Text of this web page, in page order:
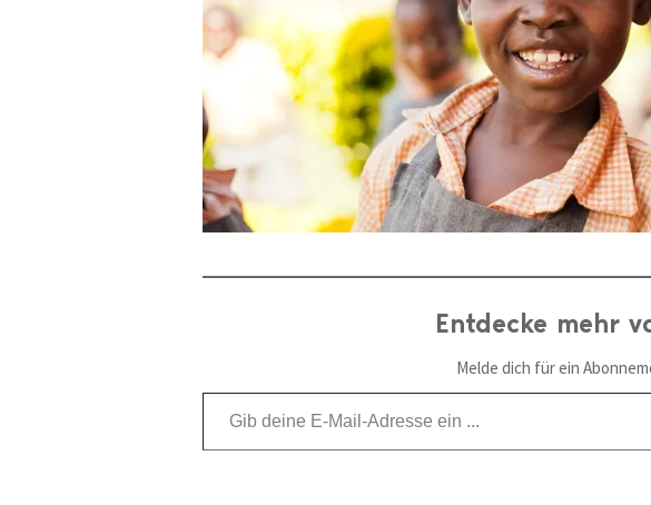
Entdecke mehr
Melde dich für ein
Gib deine E-Mail-Adresse ein ...